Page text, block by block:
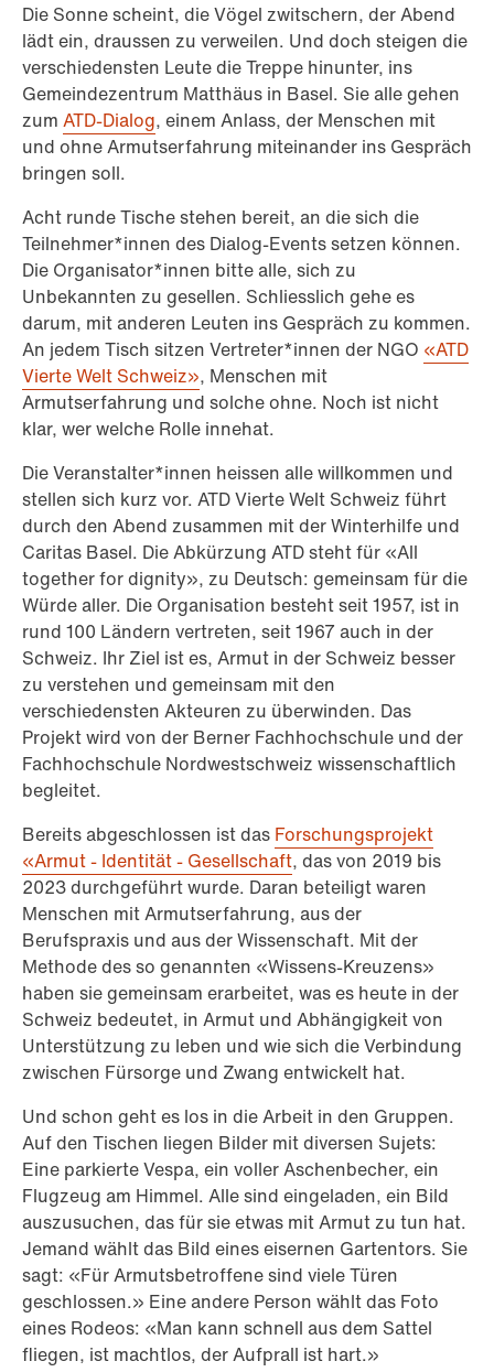
Die Sonne scheint, die Vögel zwitschern, der Abend
lädt ein, draussen zu verweilen. Und doch steigen die
verschiedensten Leute die Treppe hinunter, ins
Gemeindezentrum Matthäus in Basel. Sie alle gehen
zum ATD-Dialog, einem Anlass, der Menschen mit
und ohne Armutserfahrung miteinander ins Gespräch
bringen soll.
Acht runde Tische stehen bereit, an die sich die
Teilnehmer*innen des Dialog-Events setzen können.
Die Organisator*innen bitte alle, sich zu
Unbekannten zu gesellen. Schliesslich gehe es
darum, mit anderen Leuten ins Gespräch zu kommen.
An jedem Tisch sitzen Vertreter*innen der NGO «ATD
Vierte Welt Schweiz», Menschen mit
Armutserfahrung und solche ohne. Noch ist nicht
klar, wer welche Rolle innehat.
Die Veranstalter*innen heissen alle willkommen und
stellen sich kurz vor. ATD Vierte Welt Schweiz führt
durch den Abend zusammen mit der Winterhilfe und
Caritas Basel. Die Abkürzung ATD steht für «All
together for dignity», zu Deutsch: gemeinsam für die
Würde aller. Die Organisation besteht seit 1957, ist in
rund 100 Ländern vertreten, seit 1967 auch in der
Schweiz. Ihr Ziel ist es, Armut in der Schweiz besser
zu verstehen und gemeinsam mit den
verschiedensten Akteuren zu überwinden. Das
Projekt wird von der Berner Fachhochschule und der
Fachhochschule Nordwestschweiz wissenschaftlich
begleitet.
Bereits abgeschlossen ist das Forschungsprojekt
«Armut - Identität - Gesellschaft, das von 2019 bis
2023 durchgeführt wurde. Daran beteiligt waren
Menschen mit Armutserfahrung, aus der
Berufspraxis und aus der Wissenschaft. Mit der
Methode des so genannten «Wissens-Kreuzens»
haben sie gemeinsam erarbeitet, was es heute in der
Schweiz bedeutet, in Armut und Abhängigkeit von
Unterstützung zu leben und wie sich die Verbindung
zwischen Fürsorge und Zwang entwickelt hat.
Und schon geht es los in die Arbeit in den Gruppen.
Auf den Tischen liegen Bilder mit diversen Sujets:
Eine parkierte Vespa, ein voller Aschenbecher, ein
Flugzeug am Himmel. Alle sind eingeladen, ein Bild
auszusuchen, das für sie etwas mit Armut zu tun hat.
Jemand wählt das Bild eines eisernen Gartentors. Sie
sagt: «Für Armutsbetroffene sind viele Türen
geschlossen.» Eine andere Person wählt das Foto
eines Rodeos: «Man kann schnell aus dem Sattel
fliegen, ist machtlos, der Aufprall ist hart.»